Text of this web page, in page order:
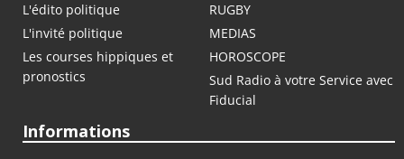
L'édito politique
RUGBY
L'invité politique
MEDIAS
Les courses hippiques et
pronostics
HOROSCOPE
Sud Radio à votre Service avec
Fiducial
Informations